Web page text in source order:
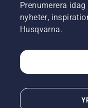
Prenumerera
nyheter,
Husqvarna.